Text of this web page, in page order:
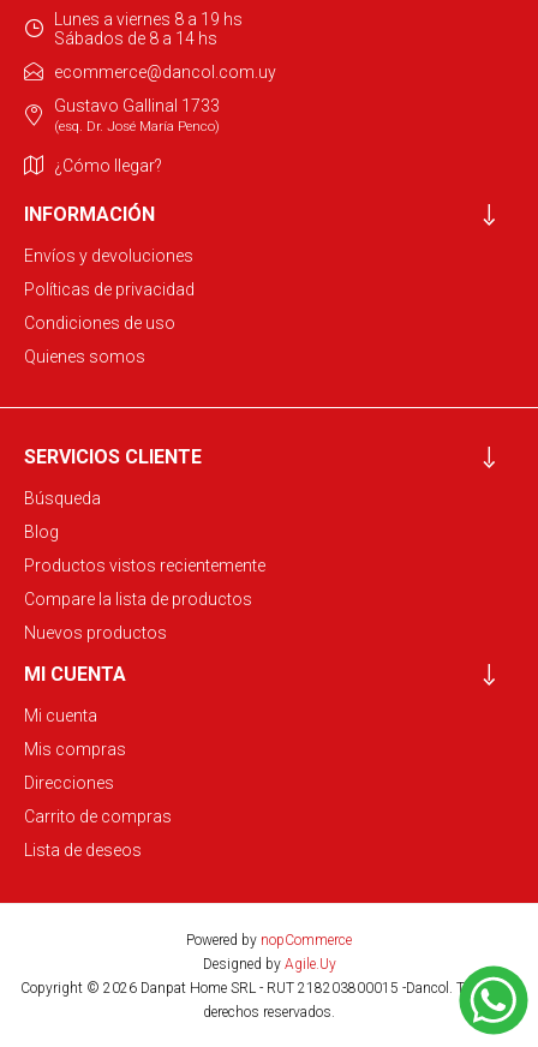
Lunes a viernes 8 a 19 hs
Sábados de 8 a 14 hs
ecommerce@dancol.com.uy
Gustavo Gallinal 1733
(esq. Dr. José María Penco)
¿Cómo llegar?
INFORMACIÓN
Envíos y devoluciones
Políticas de privacidad
Condiciones de uso
Quienes somos
SERVICIOS CLIENTE
Búsqueda
Blog
Productos vistos recientemente
Compare la lista de productos
Nuevos productos
MI CUENTA
Mi cuenta
Mis compras
Direcciones
Carrito de compras
Lista de deseos
Powered by nopCommerce
Designed by Agile.Uy
Copyright © 2026 Danpat Home SRL - RUT 218203800015 -Dancol. Todos los
derechos reservados.